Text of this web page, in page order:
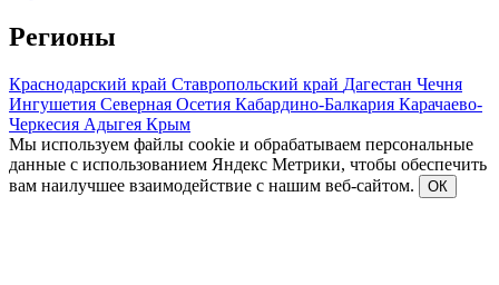
Регионы
Краснодарский край Ставропольский край Дагестан Чечня
Ингушетия Северная Осетия Кабардино-Балкария Карачаево-
Черкесия Адыгея Крым
Мы используем файлы cookie и обрабатываем персональные
данные с использованием Яндекс Метрики, чтобы обеспечить
вам наилучшее взаимодействие с нашим веб-сайтом.
ОК